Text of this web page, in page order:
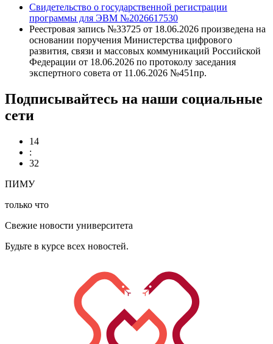
Свидетельство о государственной регистрации
программы для ЭВМ №2026617530
Реестровая запись №33725 от 18.06.2026 произведена на
основании поручения Министерства цифрового
развития, связи и массовых коммуникаций Российской
Федерации от 18.06.2026 по протоколу заседания
экспертного совета от 11.06.2026 №451пр.
Подписывайтесь на наши социальные
сети
14
:
32
ПИМУ
только что
Свежие новости университета
Будьте в курсе всех новостей.